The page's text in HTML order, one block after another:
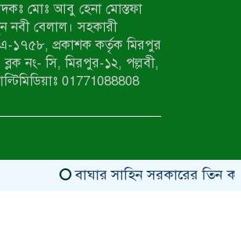
মোঃ আবু হেনা মোস্তফা
নবী বেলাল। সহকারী
১৭৫৮, প্রকাশক কর্তৃক মিরপুর
নং- সি, মিরপুর-১২, পল্লবী,
01771088808
বাঘার সাহিন সরকারের তিন